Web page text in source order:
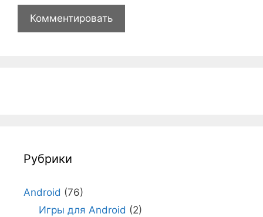
Рубрики
Android (76)
Игры для Android (2)